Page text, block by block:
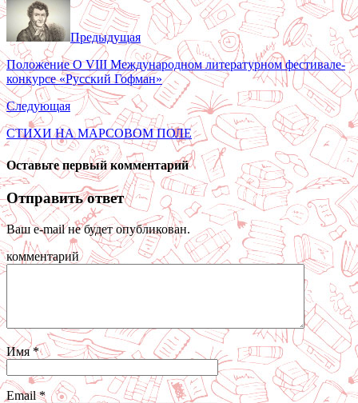
Предыдущая
Положение О VIII Международном литературном фестивале-
конкурсе «Русский Гофман»
Следующая
СТИХИ НА МАРСОВОМ ПОЛЕ
Оставьте первый комментарий
Отправить ответ
Ваш e-mail не будет опубликован.
комментарий
Имя*
Email*